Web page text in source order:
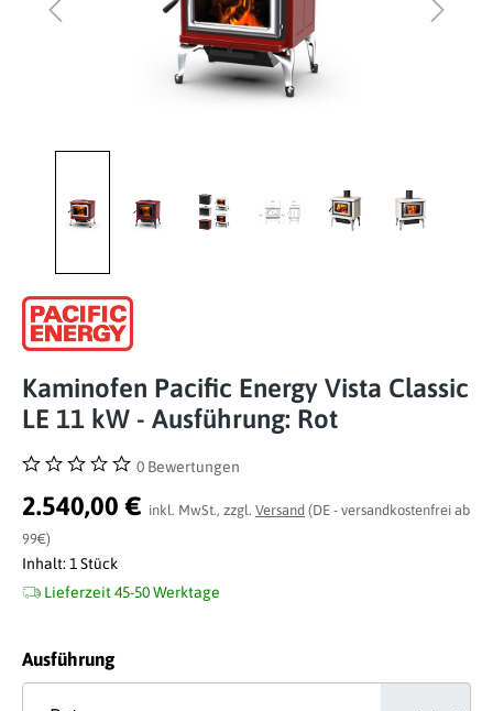
Kaminofen Pacific Energy Vista Classic
LE 11 kW - Ausführung: Rot
Durchschnittliche Bewertung von 0 von 5 Sternen
0 Bewertungen
2.540,00 € inkl. MwSt., zzgl. Versand (DE - versandkostenfrei ab
99€)
Inhalt: 1 Stück
Lieferzeit 45-50 Werktage
Ausführungauswählen